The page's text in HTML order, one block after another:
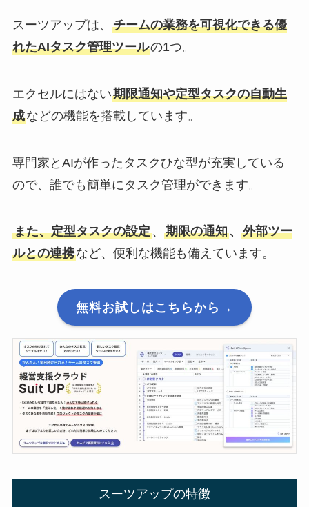
スーツアップは、 チームの業務を可視化できる優
れたAIタスク管理ツールの1つ。
エクセルにはない期限通知や定型タスクの自動生
成などの機能を搭載しています。
専門家とAIが作ったタスクひな型が充実している
ので、誰でも簡単にタスク管理ができます。
また、定型タスクの設定、 期限の通知、 外部ツー
ルとの連携など、便利な機能も備えています。
無料お試しはこちらから→
スーツアップの特徴